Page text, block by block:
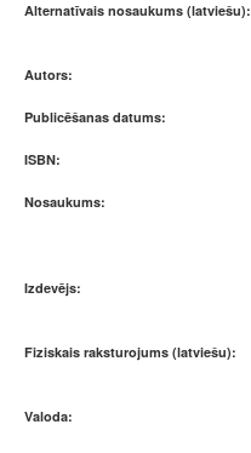
Alternatīvais nosaukums (latviešu):
Autors:
Publicēšanas datums:
ISBN:
Nosaukums:
Izdevējs:
Fiziskais raksturojums (latviešu):
Valoda: